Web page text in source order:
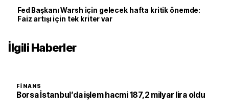
Fed Başkanı Warsh için gelecek hafta kritik önemde:
Faiz artışı için tek kriter var
İlgili Haberler
FINANS
Borsa İstanbul’da işlem hacmi 187,2 milyar lira oldu